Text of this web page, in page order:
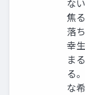
焦
落
幸
ま
る
な